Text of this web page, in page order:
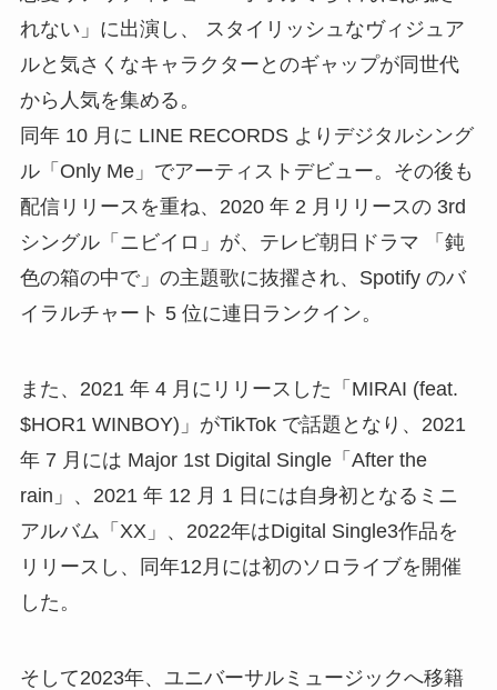
れない」に出演し、 スタイリッシュなヴィジュア
ルと気さくなキャラクターとのギャップが同世代
から人気を集める。
同年 10 月に LINE RECORDS よりデジタルシング
ル「Only Me」でアーティストデビュー。その後も
配信リリースを重ね、2020 年 2 月リリースの 3rd
シングル「ニビイロ」が、テレビ朝日ドラマ 「鈍
色の箱の中で」の主題歌に抜擢され、Spotify のバ
イラルチャート 5 位に連日ランクイン。
また、2021 年 4 月にリリースした「MIRAI (feat.
$HOR1 WINBOY)」がTikTok で話題となり、2021
年 7 月には Major 1st Digital Single「After the
rain」、2021 年 12 月 1 日には自身初となるミニ
アルバム「XX」、2022年はDigital Single3作品を
リリースし、同年12月には初のソロライブを開催
した。
そして2023年、ユニバーサルミュージックへ移籍